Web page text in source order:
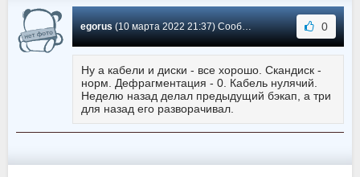
egorus(10 марта 2022 21:37) Сообщение #492 0
Ну а кабели и диски - все хорошо. Скандиск -
норм. Дефрагментация - 0. Кабель нулячий.
Неделю назад делал предыдущий бэкап, а три
для назад его разворачивал.